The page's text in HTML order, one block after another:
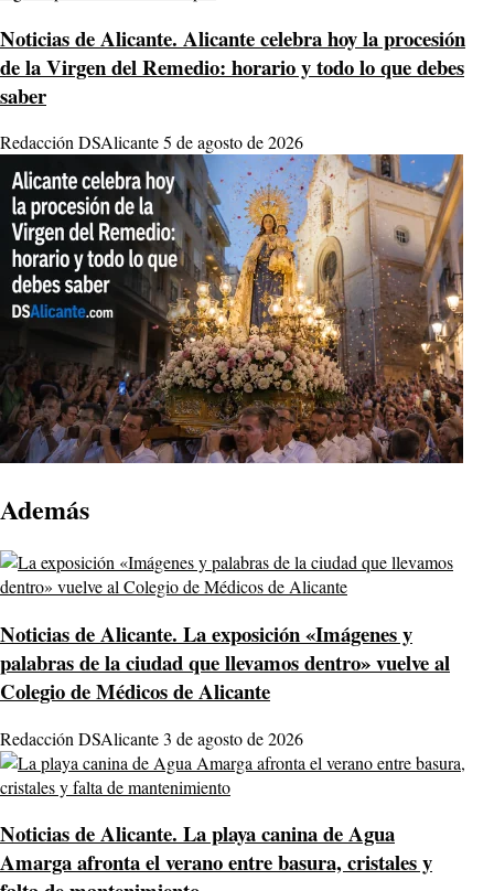
Noticias de Alicante. Alicante celebra hoy la procesión
de la Virgen del Remedio: horario y todo lo que debes
saber
Redacción DSAlicante5 de agosto de 2026
Además
Noticias de Alicante. La exposición «Imágenes y
palabras de la ciudad que llevamos dentro» vuelve al
Colegio de Médicos de Alicante
Redacción DSAlicante3 de agosto de 2026
Noticias de Alicante. La playa canina de Agua
Amarga afronta el verano entre basura, cristales y